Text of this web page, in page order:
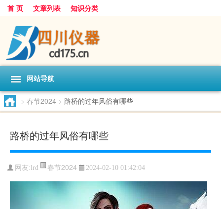
首 页 文章列表 知识分类
网站导航
> 春节2024 > 路桥的过年风俗有哪些
路桥的过年风俗有哪些
网友: lrd 春节2024 2024-02-10 01:42:04